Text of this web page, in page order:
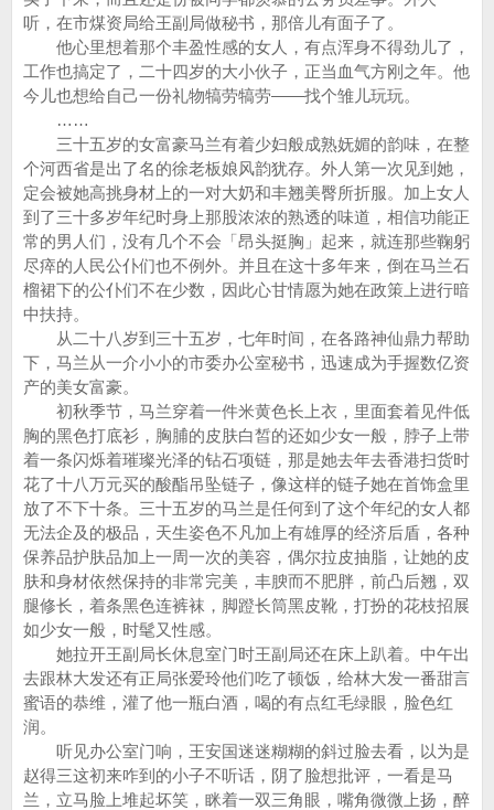
听，在市煤资局给王副局做秘书，那倍儿有面子了。
他心里想着那个丰盈性感的女人，有点浑身不得劲儿了，
工作也搞定了，二十四岁的大小伙子，正当血气方刚之年。他
今儿也想给自己一份礼物犒劳犒劳——找个雏儿玩玩。
……
三十五岁的女富豪马兰有着少妇般成熟妩媚的韵味，在整
个河西省是出了名的徐老板娘风韵犹存。外人第一次见到她，
定会被她高挑身材上的一对大奶和丰翘美臀所折服。加上女人
到了三十多岁年纪时身上那股浓浓的熟透的味道，相信功能正
常的男人们，没有几个不会「昂头挺胸」起来，就连那些鞠躬
尽瘁的人民公仆们也不例外。并且在这十多年来，倒在马兰石
榴裙下的公仆们不在少数，因此心甘情愿为她在政策上进行暗
中扶持。
从二十八岁到三十五岁，七年时间，在各路神仙鼎力帮助
下，马兰从一介小小的市委办公室秘书，迅速成为手握数亿资
产的美女富豪。
初秋季节，马兰穿着一件米黄色长上衣，里面套着见件低
胸的黑色打底衫，胸脯的皮肤白皙的还如少女一般，脖子上带
着一条闪烁着璀璨光泽的钻石项链，那是她去年去香港扫货时
花了十八万元买的酸酯吊坠链子，像这样的链子她在首饰盒里
放了不下十条。三十五岁的马兰是任何到了这个年纪的女人都
无法企及的极品，天生姿色不凡加上有雄厚的经济后盾，各种
保养品护肤品加上一周一次的美容，偶尔拉皮抽脂，让她的皮
肤和身材依然保持的非常完美，丰腴而不肥胖，前凸后翘，双
腿修长，着条黑色连裤袜，脚蹬长筒黑皮靴，打扮的花枝招展
如少女一般，时髦又性感。
她拉开王副局长休息室门时王副局还在床上趴着。中午出
去跟林大发还有正局张爱玲他们吃了顿饭，给林大发一番甜言
蜜语的恭维，灌了他一瓶白酒，喝的有点红毛绿眼，脸色红
润。
听见办公室门响，王安国迷迷糊糊的斜过脸去看，以为是
赵得三这初来咋到的小子不听话，阴了脸想批评，一看是马
兰，立马脸上堆起坏笑，眯着一双三角眼，嘴角微微上扬，醉